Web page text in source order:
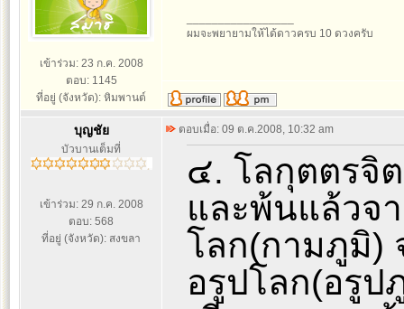
เข้าร่วม: 23 ก.ค. 2008
ตอบ: 1145
ที่อยู่ (จังหวัด): หิมพานต์
ผมจะพยายามให้ได้ดาวครบ 10 ดวงครับ
บุญชัย
บัวบานเต็มที่
เข้าร่วม: 29 ก.ค. 2008
ตอบ: 568
ที่อยู่ (จังหวัด): สงขลา
ตอบเมื่อ: 09 ต.ค.2008, 10:32 am
๔. โลกุตตรจิ
และพ้นแล้วจ
โลก(กามภูมิ)
อรูปโลก(อรูป